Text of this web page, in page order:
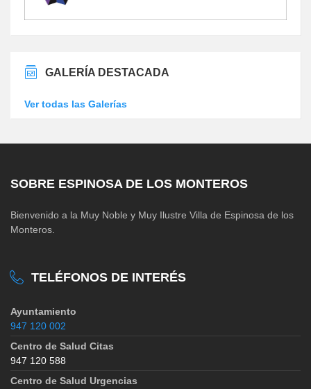
GALERÍA DESTACADA
Ver todas las Galerías
SOBRE ESPINOSA DE LOS MONTEROS
Bienvenido a la Muy Noble y Muy Ilustre Villa de Espinosa de los
Monteros.
TELÉFONOS DE INTERÉS
Ayuntamiento
947 120 002
Centro de Salud Citas
947 120 588
Centro de Salud Urgencias